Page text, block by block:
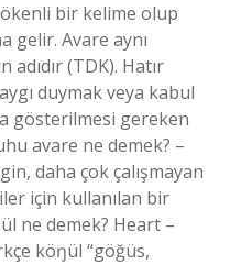
bir kelime olup
gelir. Avare aynı
(TDK). Hatır
duymak veya kabul
gösterilmesi gereken
avare ne demek? –
daha çok çalışmayan
için kullanılan bir
ne demek? Heart –
köŋül “göğüs,